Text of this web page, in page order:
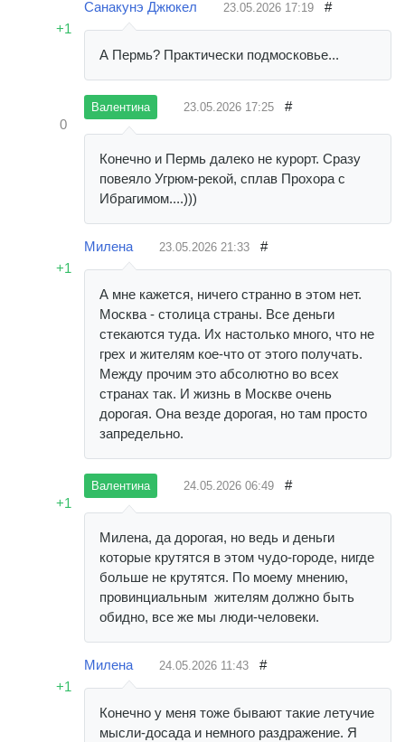
+1
Санакунэ Джюкел 23.05.2026 17:19 #
А Пермь? Практически подмосковье...
0
Валентина 23.05.2026 17:25 #
Конечно и Пермь далеко не курорт. Сразу
повеяло Угрюм-рекой, сплав Прохора с
Ибрагимом....)))
+1
Милена 23.05.2026 21:33 #
А мне кажется, ничего странно в этом нет.
Москва - столица страны. Все деньги
стекаются туда. Их настолько много, что не
грех и жителям кое-что от этого получать.
Между прочим это абсолютно во всех
странах так. И жизнь в Москве очень
дорогая. Она везде дорогая, но там просто
запредельно.
+1
Валентина 24.05.2026 06:49 #
Милена, да дорогая, но ведь и деньги
которые крутятся в этом чудо-городе, нигде
больше не крутятся. По моему мнению,
провинциальным жителям должно быть
обидно, все же мы люди-человеки.
+1
Милена 24.05.2026 11:43 #
Конечно у меня тоже бывают такие летучие
мысли-досада и немного раздражение. Я